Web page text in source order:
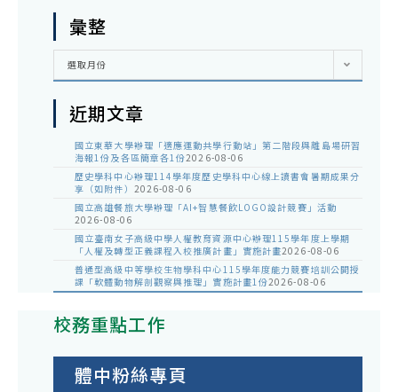
彙整
彙
選取月份
近期文章
國立東華大學辦理「適應運動共學行動站」第二階段與離島場研習
海報1份及各區簡章各1份2026-08-06
歷史學科中心辦理114學年度歷史學科中心線上讀書會暑期成果分
享（如附件） 2026-08-06
國立高雄餐旅大學辦理「AI+智慧餐飲LOGO設計競賽」活動
2026-08-06
國立臺南女子高級中學人權教育資源中心辦理115學年度上學期
「人權及轉型正義課程入校推廣計畫」實施計畫2026-08-06
普通型高級中等學校生物學科中心115學年度能力競賽培訓公開授
課「軟體動物解剖觀察與推理」實施計畫1份2026-08-06
校務重點工作
體中粉絲專頁